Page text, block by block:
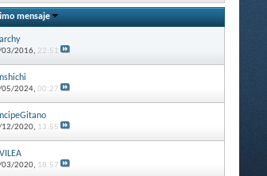
mensaje
03/2016, 22:51
05/2024, 00:27
2020, 13:55
2020, 18:57